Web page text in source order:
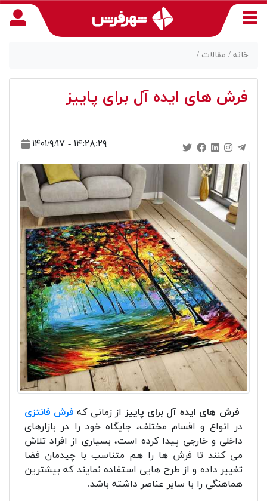
خانه / مقالات /
فرش های ایده آل برای پاییز
۱۴۰۱/۹/۱۷ - ۱۴:۲۸:۲۹
فرش های ایده آل برای پاییزاز زمانی که فرش فانتزی
در انواع و اقسام مختلف، جایگاه خود را در بازارهای
داخلی و خارجی پیدا کرده است، بسیاری از افراد تلاش
می کنند تا فرش ها را هم متناسب با چیدمان فضا
تغییر داده و از طرح هایی استفاده نمایند که بیشترین
هماهنگی را با سایر عناصر داشته باشد.